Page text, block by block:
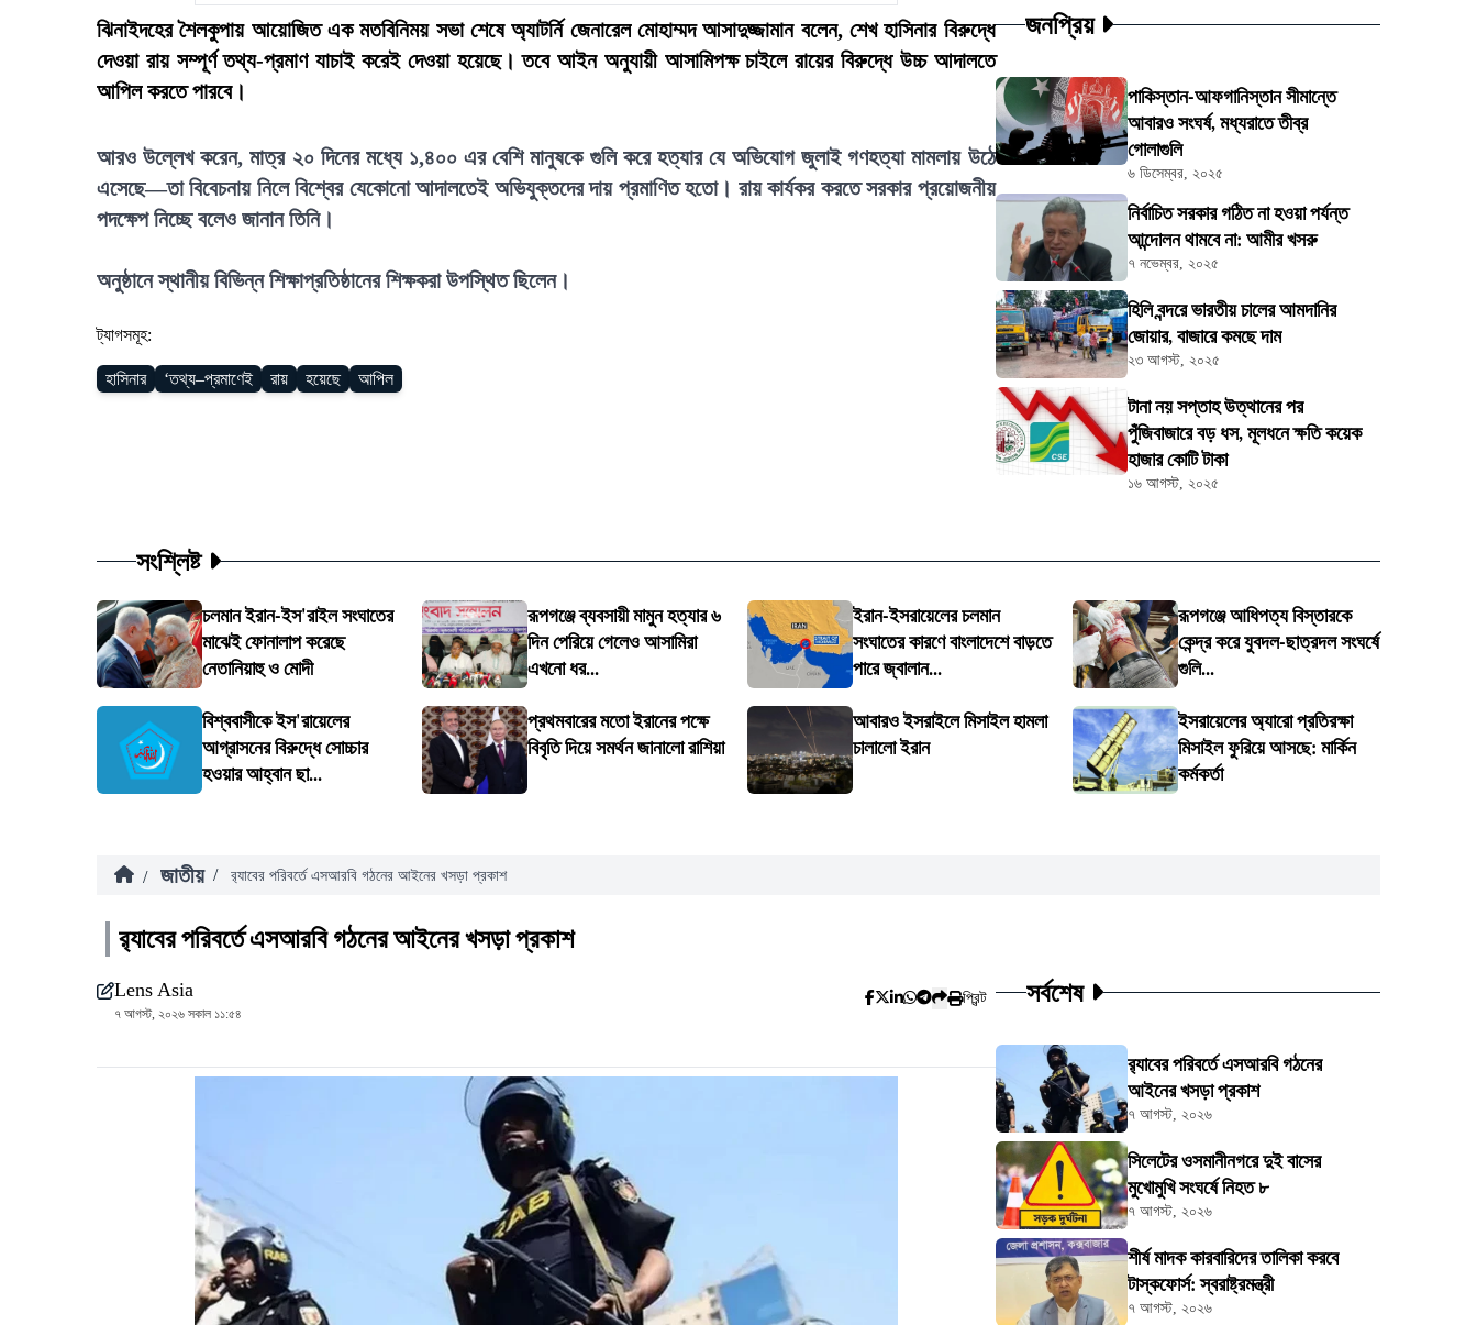
ঝিনাইদহের শৈলকুপায় আয়োজিত এক মতবিনিময় সভা শেষে অ্যাটর্নি জেনারেল মোহাম্মদ আসাদুজ্জামান বলেন, শেখ হাসিনার বিরুদ্ধে
দেওয়া রায় সম্পূর্ণ তথ্য-প্রমাণ যাচাই করেই দেওয়া হয়েছে। তবে আইন অনুযায়ী আসামিপক্ষ চাইলে রায়ের বিরুদ্ধে উচ্চ আদালতে
আপিল করতে পারবে।
আরও উল্লেখ করেন, মাত্র ২০ দিনের মধ্যে ১,৪০০ এর বেশি মানুষকে গুলি করে হত্যার যে অভিযোগ জুলাই গণহত্যা মামলায় উঠে
এসেছে—তা বিবেচনায় নিলে বিশ্বের যেকোনো আদালতেই অভিযুক্তদের দায় প্রমাণিত হতো। রায় কার্যকর করতে সরকার প্রয়োজনীয়
পদক্ষেপ নিচ্ছে বলেও জানান তিনি।
অনুষ্ঠানে স্থানীয় বিভিন্ন শিক্ষাপ্রতিষ্ঠানের শিক্ষকরা উপস্থিত ছিলেন।
ট্যাগসমূহ:
হাসিনার ‘তথ্য–প্রমাণেই রায় হয়েছে আপিল
জনপ্রিয়
পাকিস্তান-আফগানিস্তান সীমান্তে
আবারও সংঘর্ষ, মধ্যরাতে তীব্র
গোলাগুলি
৬ ডিসেম্বর, ২০২৫
নির্বাচিত সরকার গঠিত না হওয়া পর্যন্ত
আন্দোলন থামবে না: আমীর খসরু
৭ নভেম্বর, ২০২৫
হিলি বন্দরে ভারতীয় চালের আমদানির
জোয়ার, বাজারে কমছে দাম
২৩ আগস্ট, ২০২৫
টানা নয় সপ্তাহ উত্থানের পর
পুঁজিবাজারে বড় ধস, মূলধনে ক্ষতি কয়েক
হাজার কোটি টাকা
১৬ আগস্ট, ২০২৫
সংশ্লিষ্ট
চলমান ইরান-ইস'রাইল সংঘাতের
মাঝেই ফোনালাপ করেছে
নেতানিয়াহু ও মোদী
রূপগঞ্জে ব্যবসায়ী মামুন হত্যার ৬
দিন পেরিয়ে গেলেও আসামিরা
এখনো ধর...
ইরান-ইসরায়েলের চলমান
সংঘাতের কারণে বাংলাদেশে বাড়তে
পারে জ্বালান...
রূপগঞ্জে আধিপত্য বিস্তারকে
কেন্দ্র করে যুবদল-ছাত্রদল সংঘর্ষে
গুলি...
বিশ্ববাসীকে ইস'রায়েলের
আগ্রাসনের বিরুদ্ধে সোচ্চার
হওয়ার আহ্বান ছা...
প্রথমবারের মতো ইরানের পক্ষে
বিবৃতি দিয়ে সমর্থন জানালো রাশিয়া
আবারও ইসরাইলে মিসাইল হামলা
চালালো ইরান
ইসরায়েলের অ্যারো প্রতিরক্ষা
মিসাইল ফুরিয়ে আসছে: মার্কিন
কর্মকর্তা
/ জাতীয় / র‍্যাবের পরিবর্তে এসআরবি গঠনের আইনের খসড়া প্রকাশ
র‍্যাবের পরিবর্তে এসআরবি গঠনের আইনের খসড়া প্রকাশ
Lens Asia
৭ আগস্ট, ২০২৬ সকাল ১১:৫৪
প্রিন্ট সর্বশেষ
র‍্যাবের পরিবর্তে এসআরবি গঠনের
আইনের খসড়া প্রকাশ
৭ আগস্ট, ২০২৬
সিলেটের ওসমানীনগরে দুই বাসের
মুখোমুখি সংঘর্ষে নিহত ৮
৭ আগস্ট, ২০২৬
শীর্ষ মাদক কারবারিদের তালিকা করবে
টাস্কফোর্স: স্বরাষ্ট্রমন্ত্রী
৭ আগস্ট, ২০২৬